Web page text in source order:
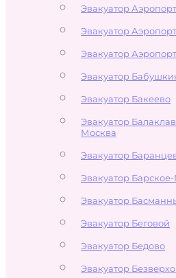
Эвакуатор
Эвакуатор
Эвакуатор
Эвакуатор
Эвакуатор Бакеево
Эвакуатор
Москва
Эвакуатор
Эвакуатор
Эвакуатор
Эвакуатор Беговой
Эвакуатор Бедово
Эвакуатор